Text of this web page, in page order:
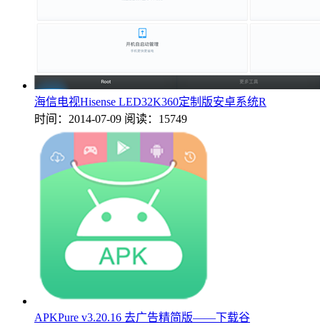
海信电视Hisense LED32K360定制版安卓系统R
时间：2014-07-09 阅读：15749
APKPure v3.20.16 去广告精简版——下载谷